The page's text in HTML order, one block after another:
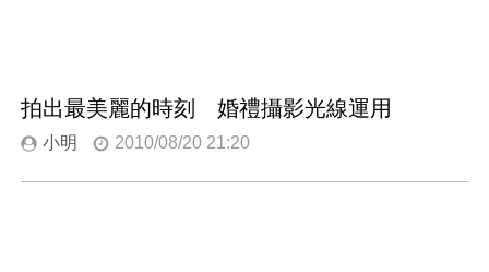
拍出最美麗的時刻 婚禮攝影光線運用
小明 2010/08/20 21:20